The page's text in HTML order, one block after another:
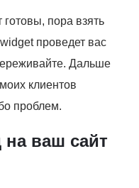
готовы, пора взять
проведет вас
Дальше
клиентов
проблем.
на ваш сайт